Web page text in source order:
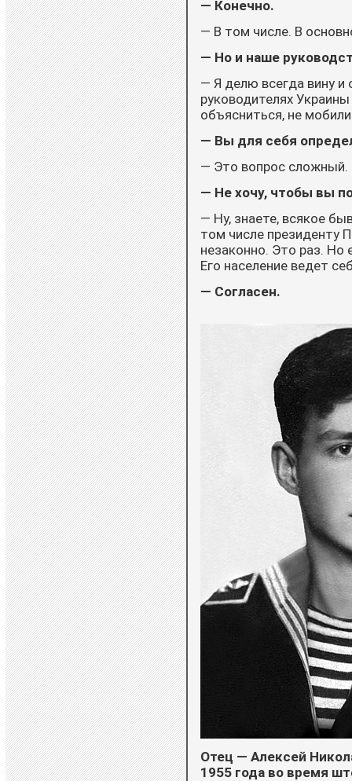
— Конечно.
— В том числе. В
— Но и наше
— Я делю всегда вину и
руководителях
объясниться, не
— Вы для себя
— Это вопрос сложный.
— Не хочу, чтобы вы
— Ну, знаете, всякое
том числе президенту
незаконно. Это раз. Но
Его население ведет
— Согласен.
Отец — Алексей
1955 года во время